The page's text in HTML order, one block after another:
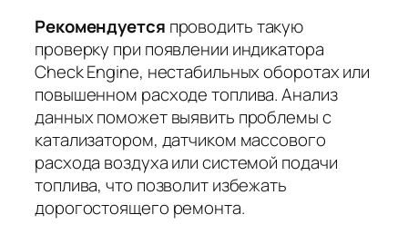
Рекомендуется проводить такую
проверку при появлении индикатора
Check Engine, нестабильных оборотах или
повышенном расходе топлива. Анализ
данных поможет выявить проблемы с
катализатором, датчиком массового
расхода воздуха или системой подачи
топлива, что позволит избежать
дорогостоящего ремонта.